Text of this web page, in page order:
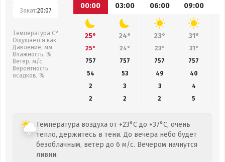
Закат:20:07
Температура С°
Ощущается как
Давление, мм
Влажность, %
Ветер, м/с
Вероятность
осадков, %
00:00
03:00 06:00 09:00
25° 24° 23° 31°
25° 24° 23° 31°
757
757 757 757
54
53 49
40
2
3 3
4
2
2 2 5
Температура воздуха от +23°C до +37°C, очень
тепло, держитесь в тени. До вечера небо будет
безоблачным, ветер до 6 м/с. Вечером начнутся
ливни.